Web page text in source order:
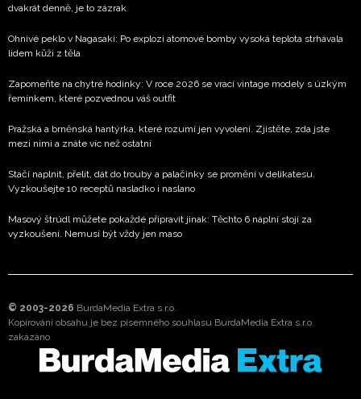
dvakrát denně, je to zázrak
Ohnivé peklo v Nagasaki: Po explozi atomové bomby vysoká teplota strhávala
lidem kůži z těla
Zapomeňte na chytré hodinky: V roce 2026 se vrací vintage modely s úzkým
řemínkem, které pozvednou váš outfit
Pražská a brněnská hantýrka, které rozumí jen vyvolení. Zjistěte, zda jste
mezi nimi a znáte víc než ostatní
Stačí naplnit, přelít, dát do trouby a palačinky se promění v delikatesu.
Vyzkoušejte 10 receptů nasladko i naslano
Masový štrúdl můžete pokaždé připravit jinak: Těchto 6 náplní stojí za
vyzkoušení. Nemusí být vždy jen maso
© 2003-2026 BurdaMedia Extra s.r.o.
Kopírování obsahu je bez písemného souhlasu BurdaMedia Extra s.r.o.
zakázáno